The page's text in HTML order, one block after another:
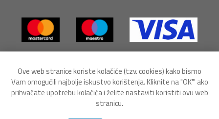
Ove web stranice koriste kolačiće (tzv. cookies) kako bismo
Vam omogućili najbolje iskustvo korištenja. Kliknite na "OK"' ako
prihvaćate upotrebu kolačića i želite nastaviti koristiti ovu web
stranicu.